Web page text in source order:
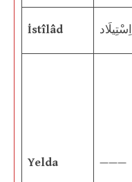
İstîlâd اِسْتِيلَاد
Yelda ———